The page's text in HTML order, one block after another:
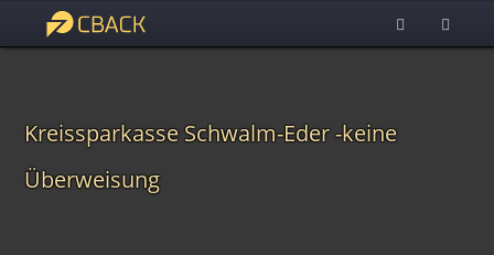
Kreissparkasse Schwalm-Eder -keine
Überweisung